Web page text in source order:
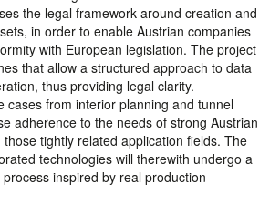
the legal framework around creation and
in order to enable Austrian companies
with European legislation. The project
that allow a structured approach to data
thus providing legal clarity.
cases from interior planning and tunnel
adherence to the needs of strong Austrian
tightly related application fields. The
technologies will therewith undergo a
inspired by real production